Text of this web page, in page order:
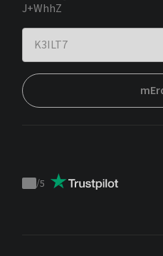
J+WhhZ
Trustpilot
/5